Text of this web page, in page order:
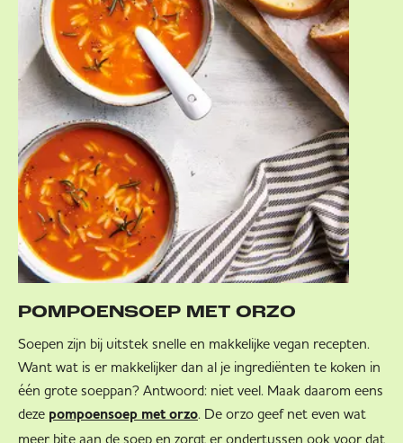
POMPOENSOEP MET ORZO
Soepen zijn bij uitstek snelle en makkelijke vegan recepten.
Want wat is er makkelijker dan al je ingrediënten te koken in
één grote soeppan? Antwoord: niet veel. Maak daarom eens
deze pompoensoep met orzo. De orzo geef net even wat
meer bite aan de soep en zorgt er ondertussen ook voor dat